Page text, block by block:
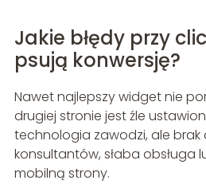
Jakie błędy przy
psują konwersję?
Nawet najlepszy widget nie
drugiej stronie jest źle
technologia zawodzi, ale
konsultantów, słaba obsługa
mobilną strony.